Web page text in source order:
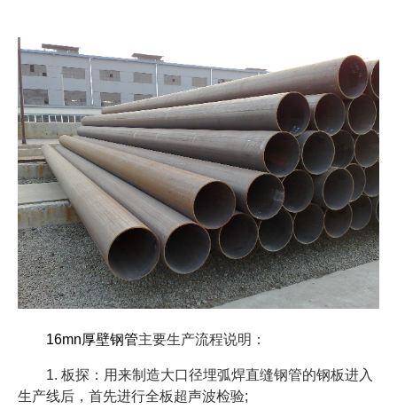
16mn厚壁钢管主要生产流程说明：
1. 板探：用来制造大口径埋弧焊直缝钢管的钢板进入
生产线后，首先进行全板超声波检验;